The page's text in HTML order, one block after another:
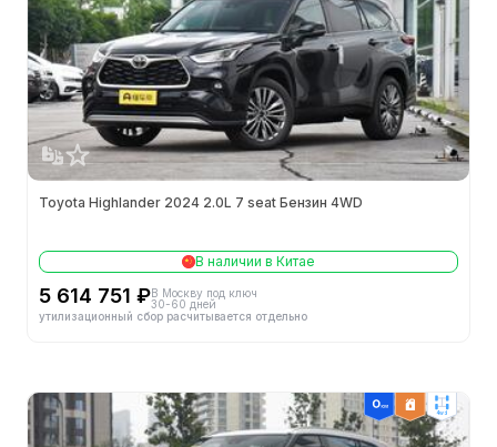
Полная масса (кг) 2650
Минимальный радиус поворота 5.7m
Минимальный дорожный просвет (мм) -
Способ открытия дверей -
Двигатели
Конфигурация цилиндров L
Кол-во цилиндров (шт.)
Кол-во клапанов на цилиндр (шт.) 4
Toyota Highlander 2024 2.0L 7 seat Бензин 4WD
В наличии в Китае
5 614 751 ₽В Москву под ключ
30-60 дней
утилизационный сбор расчитывается отдельно
4wd